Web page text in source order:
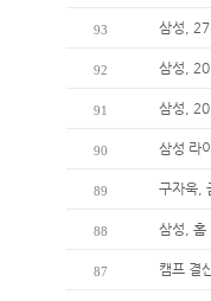
93 삼성, 27
92 삼성,
91 삼성,
90 삼성 라
89 구자욱,
88 삼성, 홈
87 캠프 결